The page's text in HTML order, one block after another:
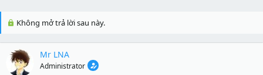
Không mở trả lời sau này.
Mr LNA
Administrator